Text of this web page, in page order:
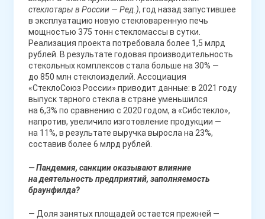
стеклотары в России — Ред.), год назад запустившее
в эксплуатацию новую стекловаренную печь
мощностью 375 тонн стекломассы в сутки.
Реализация проекта потребовала более 1,5 млрд
рублей. В результате годовая производительность
стекольных комплексов стала больше на 30% —
до 850 млн стеклоизделий. Ассоциация
«СтеклоСоюз России» приводит данные: в 2021 году
выпуск тарного стекла в стране уменьшился
на 6,3% по сравнению с 2020 годом, а «Сибстекло»,
напротив, увеличило изготовление продукции —
на 11%, в результате выручка выросла на 23%,
составив более 6 млрд рублей.
— Пандемия, санкции оказывают влияние
на деятельность предприятий, заполняемость
браунфилда?
— Доля занятых площадей остается прежней —